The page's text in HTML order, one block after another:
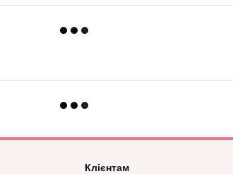
Клієнтам